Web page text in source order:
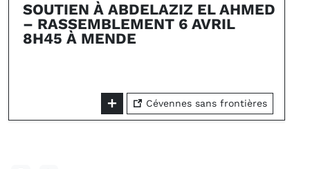
SOUTIEN À ABDELAZIZ EL AHMED
– RASSEMBLEMENT 6 AVRIL
8H45 À MENDE
Cévennes sans frontières